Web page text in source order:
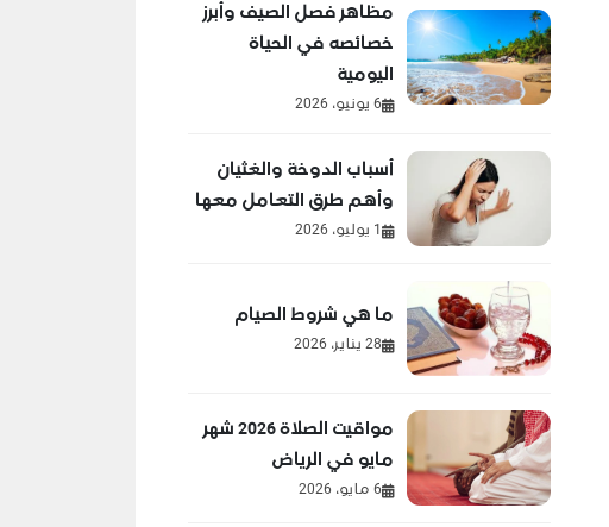
مظاهر فصل الصيف وأبرز
خصائصه في الحياة
اليومية
6 يونيو، 2026
أسباب الدوخة والغثيان
وأهم طرق التعامل معها
1 يوليو، 2026
ما هي شروط الصيام
28 يناير، 2026
مواقيت الصلاة 2026 شهر
مايو في الرياض
6 مايو، 2026